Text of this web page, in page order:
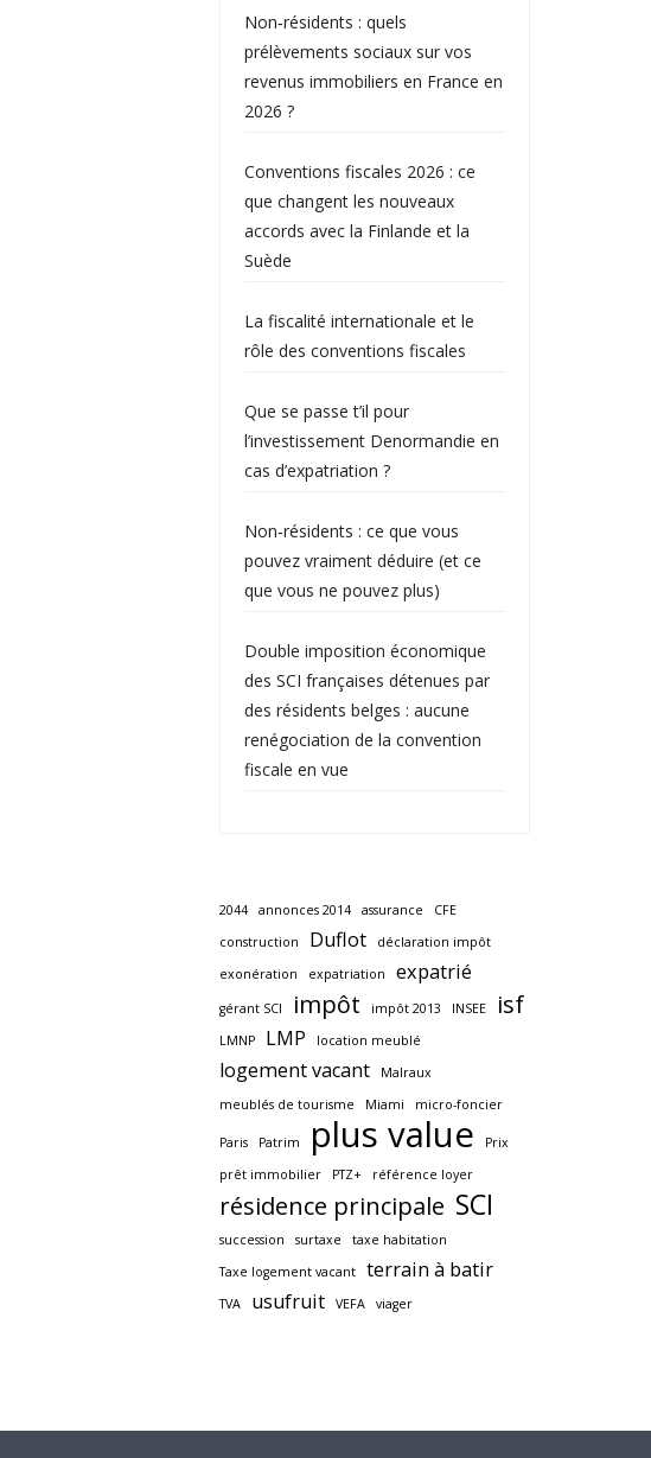
Non‑résidents : quels
prélèvements sociaux sur vos
revenus immobiliers en France en
2026 ?
Conventions fiscales 2026 : ce
que changent les nouveaux
accords avec la Finlande et la
Suède
La fiscalité internationale et le
rôle des conventions fiscales
Que se passe t’il pour
l’investissement Denormandie en
cas d’expatriation ?
Non‑résidents : ce que vous
pouvez vraiment déduire (et ce
que vous ne pouvez plus)
Double imposition économique
des SCI françaises détenues par
des résidents belges : aucune
renégociation de la convention
fiscale en vue
2044 annonces 2014 assurance
CFE
construction
Duflot
déclaration impôt
exonération
expatriation expatrié
gérant SCI impôt impôt 2013 INSEE isf
LMNP LMP location meublé
logement vacant
Malraux
meublés de tourisme
Miami micro-foncier
Paris Patrim plus value
Prix
prêt immobilier
PTZ+ référence loyer
résidence principale SCI
succession surtaxe
taxe habitation
Taxe logement vacant
terrain à batir
TVA usufruit VEFA viager